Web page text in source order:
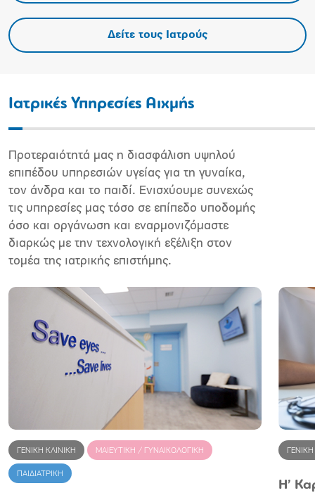
Δείτε τους Ιατρούς
Ιατρικές Υπηρεσίες Αιχμής
Προτεραιότητά μας η διασφάλιση υψηλού
επιπέδου υπηρεσιών υγείας για τη γυναίκα,
τον άνδρα και το παιδί. Ενισχύουμε συνεχώς
τις υπηρεσίες μας τόσο σε επίπεδο υποδομής
όσο και οργάνωση και εναρμονιζόμαστε
διαρκώς με την τεχνολογική εξέλιξη στον
τομέα της ιατρικής επιστήμης.
ΓΕΝΙΚΗ ΚΛΙΝΙΚΗ ΜΑΙΕΥΤΙΚΗ / ΓΥΝΑΙΚΟΛΟΓΙΚΗ
ΠΑΙΔΙΑΤΡΙΚΗ
Η’